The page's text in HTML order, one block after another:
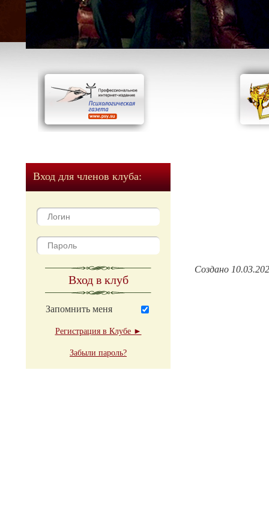
Вход для членов клуба:
Вход в клуб
Запомнить меня
Регистрация в Клубе ►
Забыли пароль?
Создано